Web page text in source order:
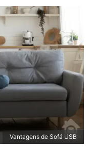
Vantagens de Sofá USB